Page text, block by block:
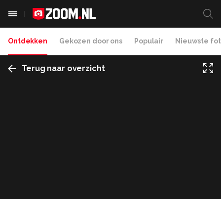
Ontdekken Gekozen door ons Populair Nieuwste
Terug naar overzicht